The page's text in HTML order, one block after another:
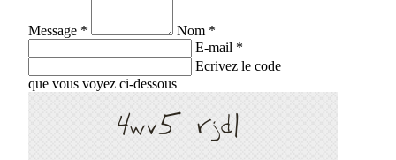
Message *
Nom *
E-mail *
Ecrivez le code
que vous voyez ci-dessous